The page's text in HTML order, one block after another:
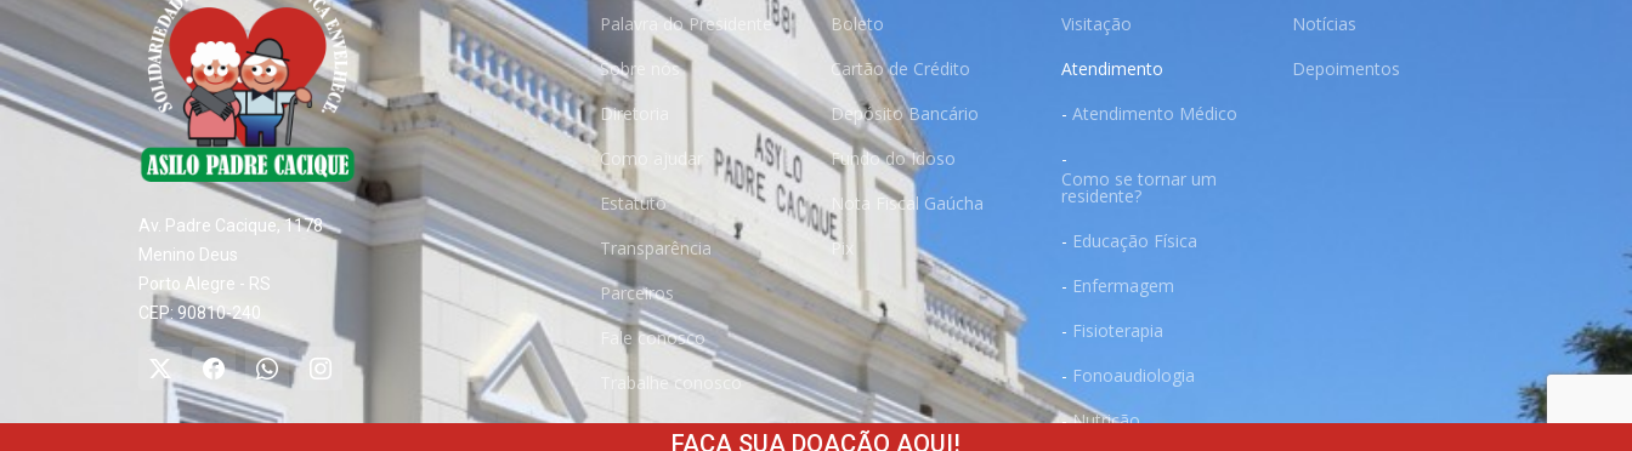
Av. Padre Cacique, 1178
Menino Deus
Porto Alegre - RS
CEP: 90810-240
Palavra do Presidente
Sobre nós
Diretoria
Como ajudar
Estatuto
Transparência
Parceiros
Fale conosco
Trabalhe conosco
Boleto
Cartão de Crédito
Depósito Bancário
Fundo do Idoso
Nota Fiscal Gaúcha
Pix
Visitação
Atendimento
- Atendimento Médico
-
Como se tornar um
residente?
- Educação Física
- Enfermagem
- Fisioterapia
- Fonoaudiologia
-Nutrição
Notícias
Depoimentos
FAÇA SUA DOAÇÃO AQUI!